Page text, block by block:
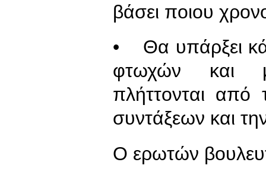
βάσει ποιου
• Θα υπάρξει
φτωχών και
πλήττονται
συντάξεων και
Ο ερωτών